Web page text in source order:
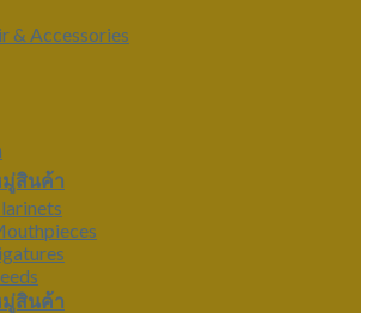
& Accessories
สินค้า
สินค้า